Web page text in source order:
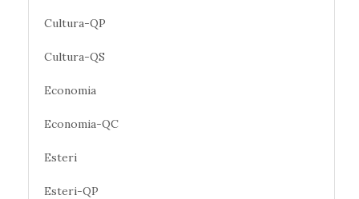
Cultura-QP
Cultura-QS
Economia
Economia-QC
Esteri
Esteri-QP